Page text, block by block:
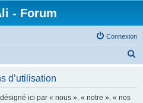
- Forum
Connexion
d’utilisation
ici par « nous », « notre », « nos